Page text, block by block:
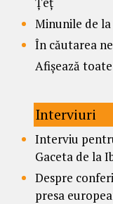
Minunile de
În căutarea
Afișează
Interviuri
Interviu
Gaceta de la
Despre
presa